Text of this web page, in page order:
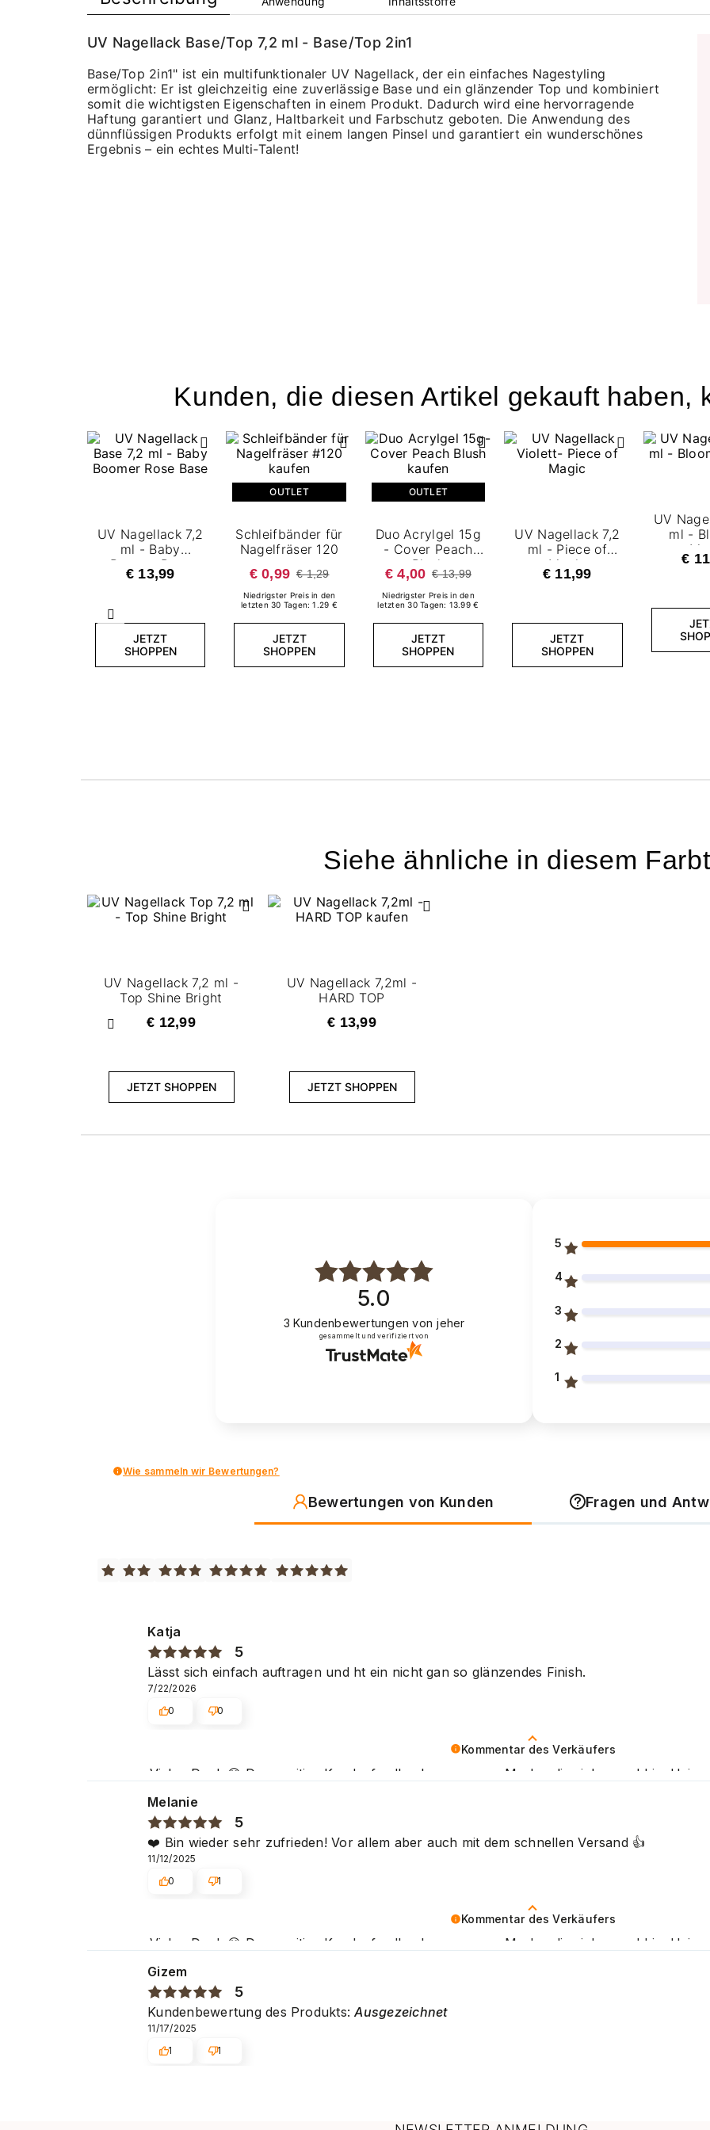
UV Nagellack Base/Top 7,2 ml - Base/Top 2in1
Base/Top 2in1" ist ein multifunktionaler UV Nagellack, der ein einfaches Nagestyling
ermöglicht: Er ist gleichzeitig eine zuverlässige Base und ein glänzender Top und kombiniert
somit die wichtigsten Eigenschaften in einem Produkt. Dadurch wird eine hervorragende
Haftung garantiert und Glanz, Haltbarkeit und Farbschutz geboten. Die Anwendung des
dünnflüssigen Produkts erfolgt mit einem langen Pinsel und garantiert ein wunderschönes
Ergebnis – ein echtes Multi-Talent!
Kunden, die diesen Artikel gekauft haben,
Zurück
UV Nagellack 7,2
ml - Baby
Boomer Rose
Base
€ 13,99
JETZT
SHOPPEN
OUTLET
Schleifbänder für
Nagelfräser 120
€ 0,99 € 1,29
Niedrigster Preis in den
letzten 30 Tagen: 1.29 €
JETZT
SHOPPEN
OUTLET
Duo Acrylgel 15g
- Cover Peach
Blush
€ 4,00 € 13,99
Niedrigster Preis in den
letzten 30 Tagen: 13.99 €
JETZT
SHOPPEN
UV Nagellack 7,2
ml - Piece of
Magic
€ 11,99
JETZT
SHOPPEN
UV
ml -
€
Siehe ähnliche in diesem
Zurück
UV Nagellack 7,2 ml -
Top Shine Bright
€ 12,99
JETZT SHOPPEN
UV Nagellack 7,2ml -
HARD TOP
€ 13,99
JETZT SHOPPEN
5.0
3 Kundenbewertungenvon jeher
gesammelt und verifiziert von
5
4
3
2
1
Wie sammeln wir Bewertungen?
Bewertungen von Kunden Fragen und
Kommentar des Verkäufers
Vielen Dank 😊 Das positive Kundenfeedback zu unserer Marke, die sich sowohl im
Katja
5
Lässt sich einfach auftragen und ht ein nicht gan so glänzendes Finish.
7/22/2026
0
0
Kommentar des Verkäufers
Vielen Dank 😊 Das positive Kundenfeedback zu unserer Marke, die sich sowohl im
Schönheitssalons großer Beliebtheit erfreut, schmeichelt uns sehr. Liebe Grüße
Melanie
5
❤️ Bin wieder sehr zufrieden! Vor allem aber auch mit dem schnellen Versand 👍️
11/12/2025
0
1
Gizem
5
Kundenbewertung des Produkts:Ausgezeichnet
11/17/2025
1
1